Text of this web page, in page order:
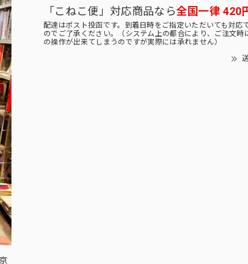
「こねこ便」対応商品なら全国一律 420
配達はポスト投函です。到着日時をご指定いただいても対応
のでご了承ください。（システム上の都合により、ご注文時
の操作が出来てしまうのですが実際には承れません）